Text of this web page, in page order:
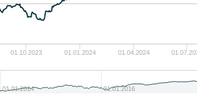
01.10.2023 01.01.2024 01.04.2024
01.01.2014 01.01.2016